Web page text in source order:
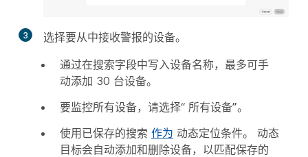
3
选择要从中接收警报的设备。
通过在搜索字段中写入设备名称，最多可手
动添加 30 台设备。
要监控所有设备，请选择“ 所有设备”。
使用已保存的搜索 作为 动态定位条件。 动态
目标会自动添加和删除设备，以匹配保存的